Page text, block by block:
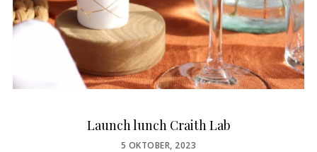
Launch lunch Craith Lab
POSTED
5 OKTOBER, 2023